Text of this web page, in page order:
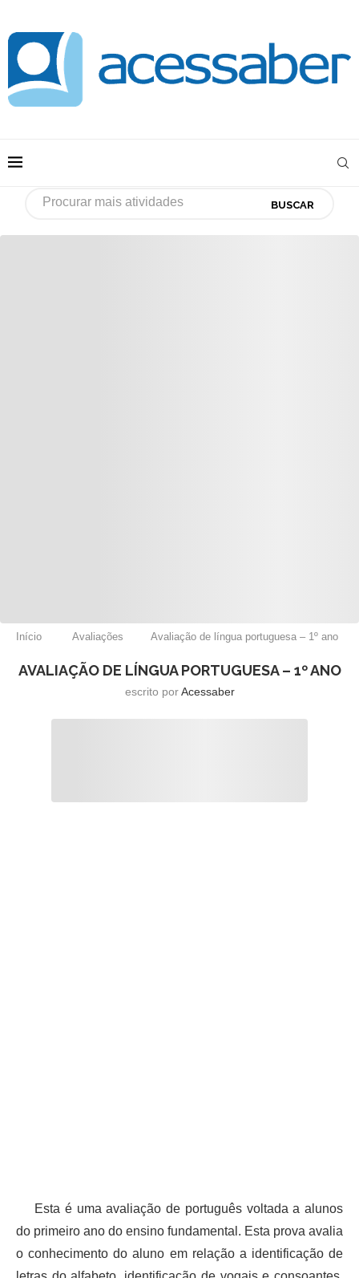
BUSCAR
Início Avaliações Avaliação de língua portuguesa – 1º ano
AVALIAÇÃO DE LÍNGUA PORTUGUESA – 1º ANO
escrito porAcessaber
Esta é uma avaliação de português voltada a alunos
do primeiro ano do ensino fundamental. Esta prova avalia
o conhecimento do aluno em relação a identificação de